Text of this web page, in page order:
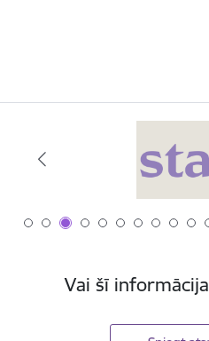
Vai šī